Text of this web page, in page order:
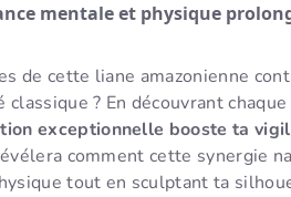
mentale et physique
de cette liane amazonienne
classique ? En découvrant
exceptionnelle booste ta
comment cette synergie
tout en sculptant ta